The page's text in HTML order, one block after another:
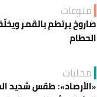
منوعات
صاروخ يرتطم بالقمر
الحطام
محليات
«الأرصاد»: طقس شديد